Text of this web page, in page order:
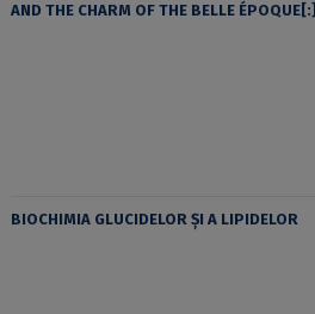
AND THE CHARM OF THE BELLE ÉPOQUE[:]
BIOCHIMIA GLUCIDELOR ȘI A LIPIDELOR